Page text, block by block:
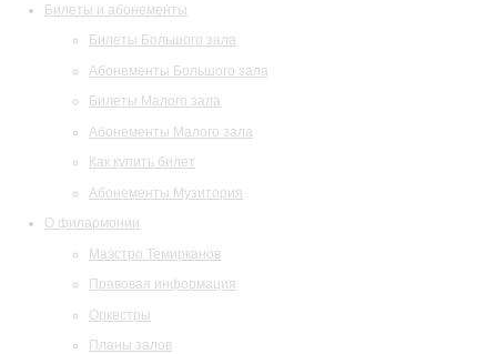
Билеты и абонементы
Билеты Большого зала
Абонементы Большого зала
Билеты Малого зала
Абонементы Малого зала
Как купить билет
Абонементы Музитория
О филармонии
Маэстро Темирканов
Правовая информация
Оркестры
Планы залов